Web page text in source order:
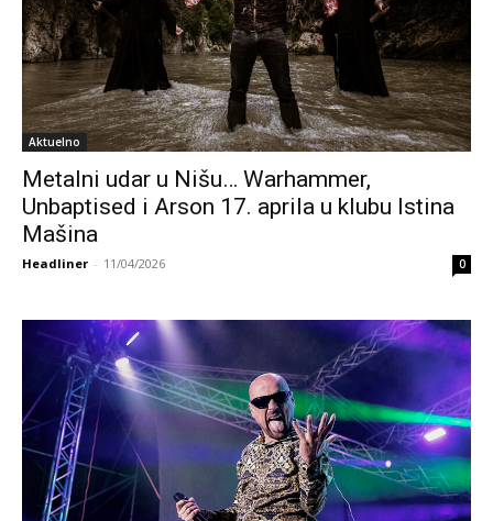
Aktuelno
Metalni udar u Nišu… Warhammer,
Unbaptised i Arson 17. aprila u klubu Istina
Mašina
Headliner - 11/04/2026 0